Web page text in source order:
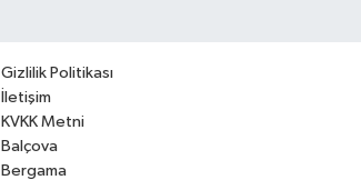
Gizlilik Politikası
İletişim
KVKK Metni
Balçova
Bergama